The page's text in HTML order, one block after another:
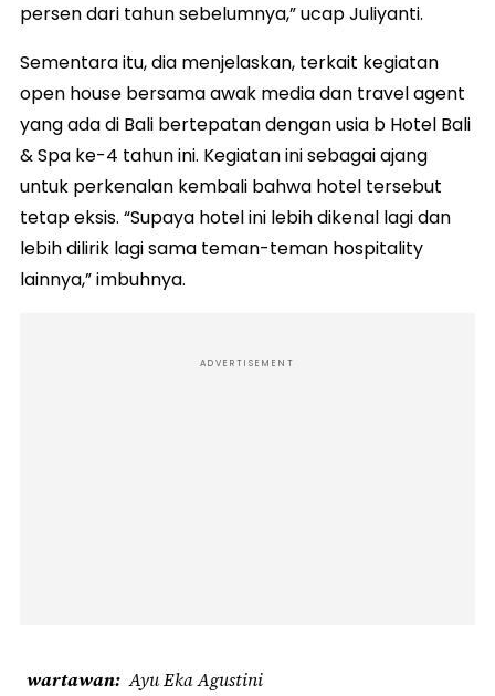
persen dari tahun sebelumnya,” ucap Juliyanti.
Sementara itu, dia menjelaskan, terkait kegiatan
open house bersama awak media dan travel agent
yang ada di Bali bertepatan dengan usia b Hotel Bali
& Spa ke-4 tahun ini. Kegiatan ini sebagai ajang
untuk perkenalan kembali bahwa hotel tersebut
tetap eksis. “Supaya hotel ini lebih dikenal lagi dan
lebih dilirik lagi sama teman-teman hospitality
lainnya,” imbuhnya.
ADVERTISEMENT
wartawan Ayu Eka Agustini